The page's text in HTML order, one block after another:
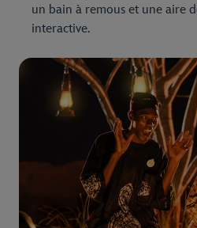
un bain à remous et une aire
interactive.